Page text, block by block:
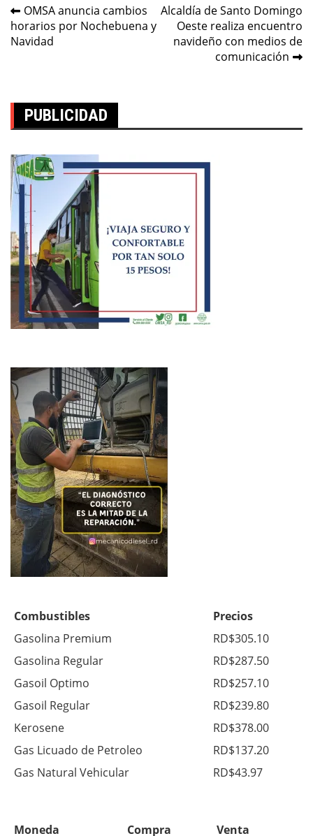
Navegación
de
OMSA anuncia cambios
horarios por Nochebuena y
Navidad
Alcaldía de Santo Domingo
Oeste realiza encuentro
navideño con medios de
comunicación
PUBLICIDAD
Combustibles
Precios
Gasolina Premium
RD$305.10
Gasolina Regular
RD$287.50
Gasoil Optimo
RD$257.10
Gasoil Regular
RD$239.80
Kerosene
RD$378.00
Gas Licuado de Petroleo
RD$137.20
Gas Natural Vehicular
RD$43.97
Moneda Compra Venta